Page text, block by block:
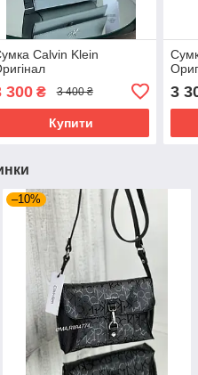
Calvin Klein
300₴ 3 400 ₴
Купити
3
–10%